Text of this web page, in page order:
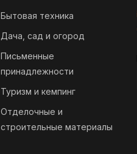
Бытовая техника
Дача, сад и огород
Письменные
принадлежности
Туризм и кемпинг
Отделочные и
строительные материалы